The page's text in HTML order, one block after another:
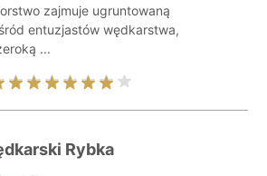
zajmuje ugruntowaną
entuzjastów wędkarstwa,
...
Rybka